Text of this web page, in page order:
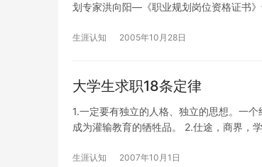
划专家洪向阳—《职业规划岗位资格证书
生涯认知 2005年10月28日
大学生求职18条定律
1.一定要有独立的人格、独立的思想。一
成为灌输教育的牺牲品。 2.仕途，商界，
生涯认知 2007年10月1日